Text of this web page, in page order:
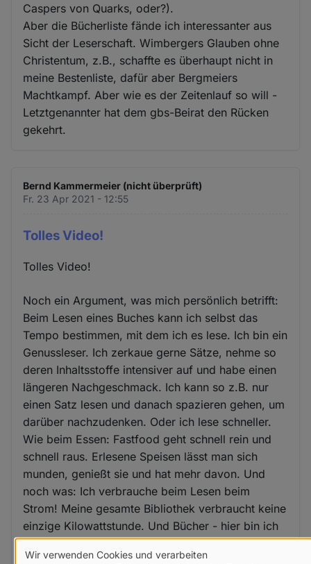
Caspers von Quarks, oder?).
Aber die Bücherliste fände ich interessanter aus
Sicht der Leserschaft. Wimbergers Glauben ohne
Christentum, z.B., schaffte es überhaupt nicht in
meine Bestenliste, dafür aber Bergmeiers
Machtkampf. Aber wie es der Zeitenlauf so will -
Letztgenannter hat dem gbs-Beirat den Rücken
gekehrt.
Bernd Kammermeier (nicht überprüft)
Fr. 23 Apr 2021 - 12:55
Tolles Video!
Tolles Video!
Noch ein Argument, was mich persönlich betrifft:
Beim Lesen eines Buches kann ich selbst das
Tempo bestimmen, mit dem ich es lese. Ich bin ein
Genussleser. Ich zerkaue gerne Sätze, nehme so
deren Inhaltsstoffe intensiver auf und habe einen
längeren Nachgeschmack. Ich kann so z.B. nur
einen Satz lesen und danach spazieren gehen, um
darüber nachzudenken. Oder ich lese schneller.
Wie beim Essen: Fastfood geht schnell rein und
schnell raus. Erlesene Speisen lässt man sich
munden, genießt sie und hat mehr davon. Und
noch was: Ich verbrauche beim Lesen beim
Strom! Meine gesamte Bibliothek verbraucht keine
einzige Kilowattstunde. Und Bücher - hier bin ich
wieder beim Essen - duften so herrlich nach...
Buch! Meine ältesten Bücher stammen aus dem 17.
Wir verwenden Cookies und verarbeiten